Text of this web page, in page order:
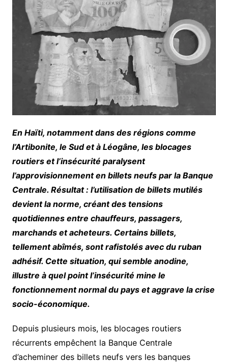
En Haïti, notamment dans des régions comme
l’Artibonite, le Sud et à Léogâne, les blocages
routiers et l’insécurité paralysent
l’approvisionnement en billets neufs par la Banque
Centrale. Résultat : l’utilisation de billets mutilés
devient la norme, créant des tensions
quotidiennes entre chauffeurs, passagers,
marchands et acheteurs. Certains billets,
tellement abîmés, sont rafistolés avec du ruban
adhésif. Cette situation, qui semble anodine,
illustre à quel point l’insécurité mine le
fonctionnement normal du pays et aggrave la crise
socio-économique.
Depuis plusieurs mois, les blocages routiers
récurrents empêchent la Banque Centrale
d’acheminer des billets neufs vers les banques